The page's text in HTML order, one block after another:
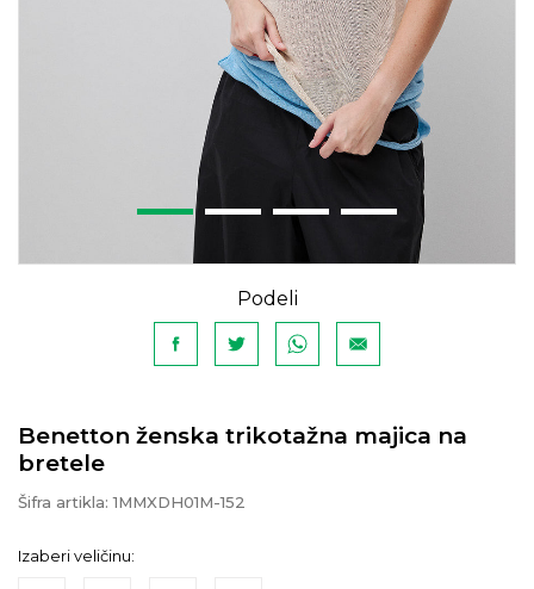
Podeli
Benetton ženska trikotažna majica na
bretele
Šifra artikla:1MMXDH01M-152
Izaberi veličinu: